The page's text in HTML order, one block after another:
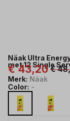
Näak Ultra
met 12 Single
€ 43,20 €
Merk: Näak
Color: -